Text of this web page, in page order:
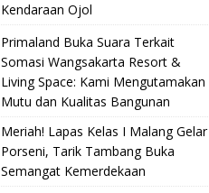
Kendaraan Ojol
Primaland Buka Suara Terkait
Somasi Wangsakarta Resort &
Living Space: Kami Mengutamakan
Mutu dan Kualitas Bangunan
Meriah! Lapas Kelas I Malang Gelar
Porseni, Tarik Tambang Buka
Semangat Kemerdekaan